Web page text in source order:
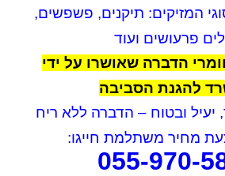
המזיקים: תיקנים, פשפשים,
פרעושים ועוד
הדברה שאושרו על ידי
להגנת הסביבה
יעיל ובטוח – הדברה ללא ריח
מחיר משתלמת חייגו:
055-970-